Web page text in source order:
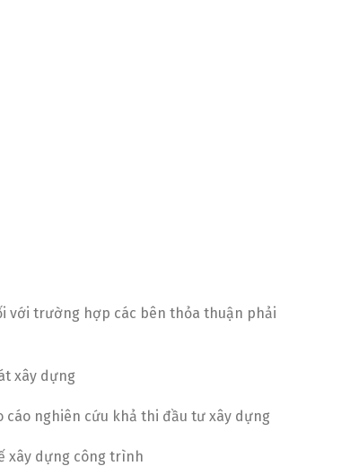
với trường hợp các bên thỏa thuận phải
xây dựng
cáo nghiên cứu khả thi đầu tư xây dựng
xây dựng công trình